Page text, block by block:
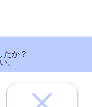
たか？
。